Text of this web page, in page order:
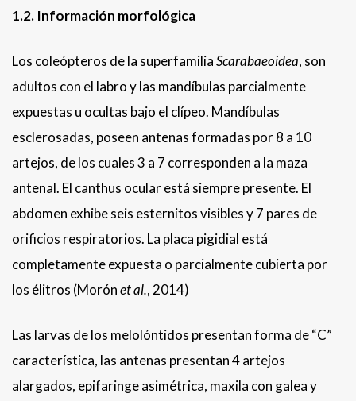
1.2. Información morfológica
Los coleópteros de la superfamiliaScarabaeoidea, son
adultos con el labro y las mandíbulas parcialmente
expuestas u ocultas bajo el clípeo. Mandíbulas
esclerosadas, poseen antenas formadas por 8 a 10
artejos, de los cuales 3 a 7 corresponden a la maza
antenal. El canthus ocular está siempre presente. El
abdomen exhibe seis esternitos visibles y 7 pares de
orificios respiratorios. La placa pigidial está
completamente expuesta o parcialmente cubierta por
los élitros (Morónet al., 2014)
Las larvas de los melolóntidos presentan forma de “C”
característica, las antenas presentan 4 artejos
alargados, epifaringe asimétrica, maxila con galea y